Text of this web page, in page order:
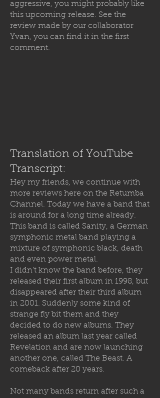
aggressive, you might probably like
this upcoming release. See the
review made by our collaborator
Yvan, you can find it in the first
comment.
Translation of YouTube
Transcript:
Hey my friends, we continue with
more reviews here on the Retumba
Channel. Today we have a band that
is around for a long time already.
This band is called Sanity, a German
symphonic metal band playing a
mixture of symphonic black, death
and even power metal.
I didn’t know the band before, they
released their first album in 1998, but
disappeared after their third album
in 2001. Suddenly some kind of
strange fly bit them and they
decided to do new albums. They
released an album last year called
Revelation and are now launching
another one, called The Beast. A
comeback after 20 years.
Not many bands return after such a